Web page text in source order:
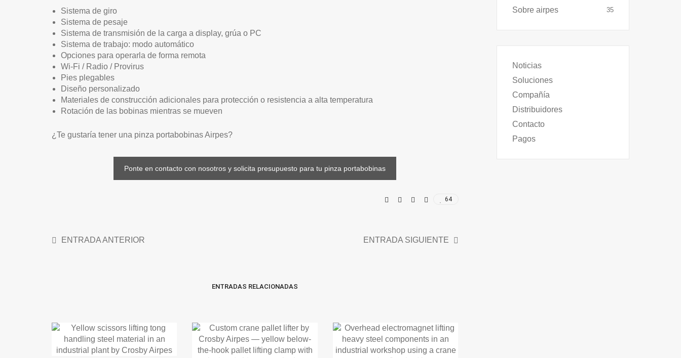
Sistema de giro
Sistema de pesaje
Sistema de transmisión de la carga a display, grúa o PC
Sistema de trabajo: modo automático
Opciones para operarla de forma remota
Wi-Fi / Radio / Provirus
Pies plegables
Diseño personalizado
Materiales de construcción adicionales para protección o resistencia a alta temperatura
Rotación de las bobinas mientras se mueven
¿Te gustaría tener una pinza portabobinas Airpes?
Ponte en contacto con nosotros y solicita presupuesto para tu pinza portabobinas
64
ENTRADA ANTERIOR ENTRADA SIGUIENTE
ENTRADAS RELACIONADAS
Sobre airpes 35
Noticias
Soluciones
Compañía
Distribuidores
Contacto
Pagos